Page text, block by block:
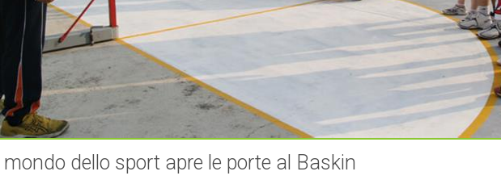
Il mondo dello sport apre le porte al Baskin